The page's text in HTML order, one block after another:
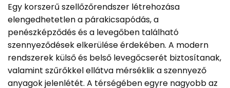
Egy korszerű szellőzőrendszer létrehozása
elengedhetetlen a párakicsapódás, a
penészképződés és a levegőben található
szennyeződések elkerülése érdekében. A modern
rendszerek külső és belső levegőcserét biztosítanak,
valamint szűrőkkel ellátva mérséklik a szennyező
anyagok jelenlétét. A térségében egyre nagyobb az